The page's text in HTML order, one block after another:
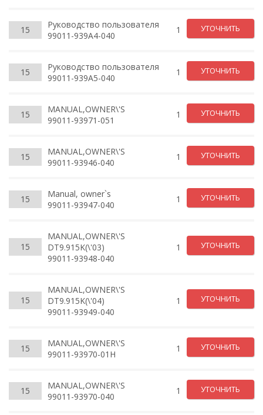
15
Руководство пользователя
99011-939A4-040
1 УТОЧНИТЬ
15
Руководство пользователя
99011-939A5-040
1 УТОЧНИТЬ
15
MANUAL,OWNER\'S
99011-93971-051
1 УТОЧНИТЬ
15
MANUAL,OWNER\'S
99011-93946-040
1 УТОЧНИТЬ
15
Manual, owner`s
99011-93947-040
1 УТОЧНИТЬ
15
MANUAL,OWNER\'S
DT9.915K(\'03)
99011-93948-040
1 УТОЧНИТЬ
15
MANUAL,OWNER\'S
DT9.915K(\'04)
99011-93949-040
1 УТОЧНИТЬ
15
MANUAL,OWNER\'S
99011-93970-01H
1 УТОЧНИТЬ
15
MANUAL,OWNER\'S
99011-93970-040
1 УТОЧНИТЬ